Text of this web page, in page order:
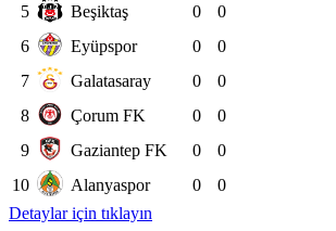
5
Beşiktaş 0
0
6
Eyüpspor 0
0
7
Galatasaray 0
0
8
Çorum FK 0
0
9
Gaziantep FK 0
0
10
Alanyaspor 0
0
Detaylar için tıklayın